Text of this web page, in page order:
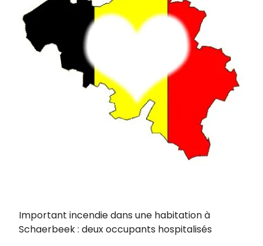
Important incendie dans une habitation à
Schaerbeek : deux occupants hospitalisés